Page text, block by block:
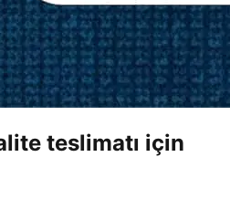
teslimatı için